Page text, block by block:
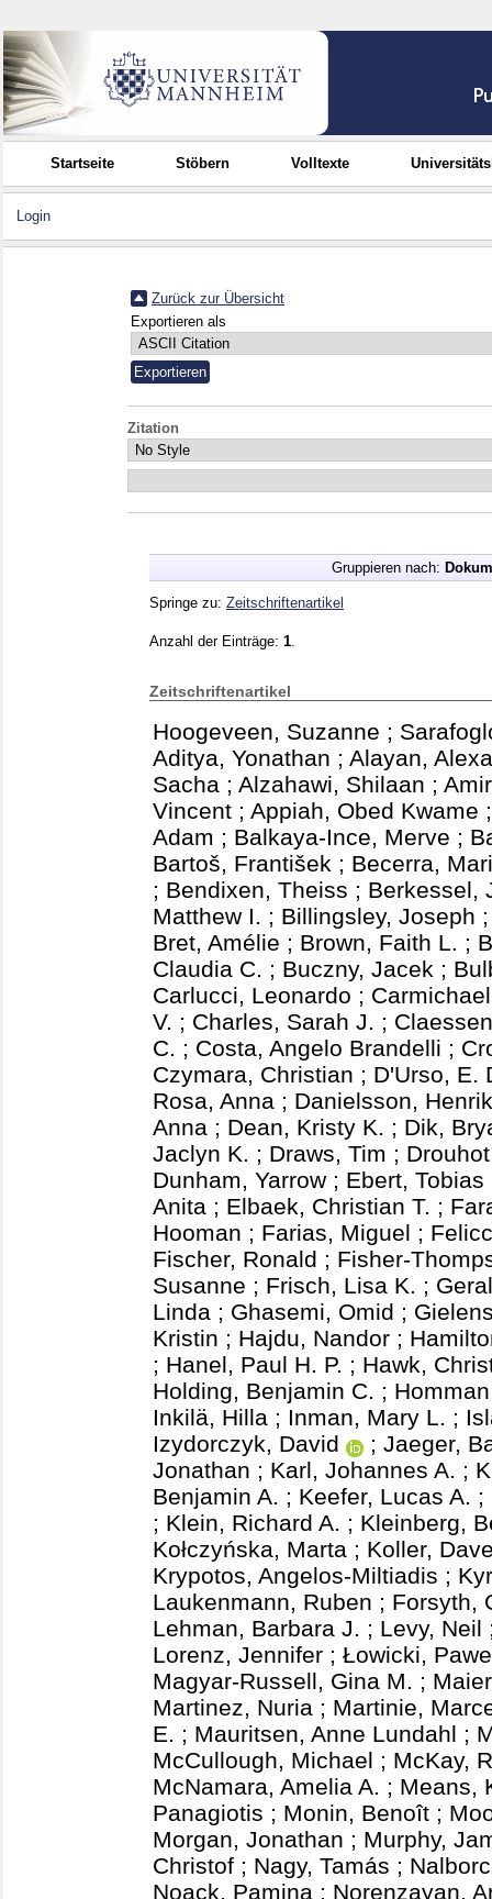
Startseite Stöbern Volltexte
Login
Zurück zur Übersicht
Exportieren als
Zitation
Gruppieren nach:
Springe zu: Zeitschriftenartikel
Anzahl der Einträge: 1
Zeitschriftenartikel
Hoogeveen, Suzanne ;
Aditya, Yonathan ; Alayan,
Sacha ; Alzahawi, Shilaan ;
Vincent ; Appiah, Obed Kwame
Adam ; Balkaya-Ince, Merve ;
Bartoš, František ; Becerra,
; Bendixen, Theiss ; Berkessel,
Matthew I. ; Billingsley, Joseph
Bret, Amélie ; Brown, Faith L. ;
Claudia C. ; Buczny, Jacek ;
Carlucci, Leonardo ;
V. ; Charles, Sarah J. ;
C. ; Costa, Angelo Brandelli ;
Czymara, Christian ; D'Urso, E.
Rosa, Anna ; Danielsson, Henrik
Anna ; Dean, Kristy K. ; Dik,
Jaclyn K. ; Draws, Tim ;
Dunham, Yarrow ; Ebert, Tobias
Anita ; Elbaek, Christian T. ;
Hooman ; Farias, Miguel ;
Fischer, Ronald ; Fisher-
Susanne ; Frisch, Lisa K. ;
Linda ; Ghasemi, Omid ;
Kristin ; Hajdu, Nandor ;
; Hanel, Paul H. P. ; Hawk,
Holding, Benjamin C. ;
Inkilä, Hilla ; Inman, Mary L. ;
Izydorczyk, David
; Jaeger,
Jonathan ; Karl, Johannes A. ;
Benjamin A. ; Keefer, Lucas A. ;
; Klein, Richard A. ; Kleinberg,
Kołczyńska, Marta ; Koller,
Krypotos, Angelos-Miltiadis ;
Laukenmann, Ruben ; Forsyth,
Lehman, Barbara J. ; Levy, Neil
Lorenz, Jennifer ; Łowicki,
Magyar-Russell, Gina M. ;
Martinez, Nuria ; Martinie,
E. ; Mauritsen, Anne Lundahl ;
McCullough, Michael ; McKay,
McNamara, Amelia A. ; Means,
Panagiotis ; Monin, Benoît ;
Morgan, Jonathan ; Murphy,
Christof ; Nagy, Tamás ;
Noack, Pamina ; Norenzayan,